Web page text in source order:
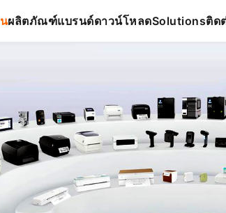
ผลิตภัณฑ์แบรนด์ดาวน์โหลดSolutionsติด